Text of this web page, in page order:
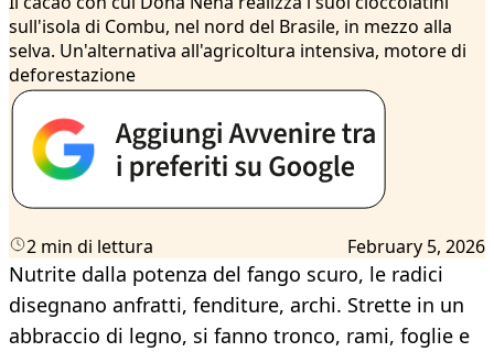
sull'isola di Combu, nel nord del Brasile, in mezzo alla
selva. Un'alternativa all'agricoltura intensiva, motore di
deforestazione
2 min di lettura February 5, 2026
Nutrite dalla potenza del fango scuro, le radici
disegnano anfratti, fenditure, archi. Strette in un
abbraccio di legno, si fanno tronco, rami, foglie e